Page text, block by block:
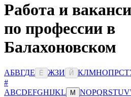
Работа и
по профессии в
Балахоновском
АБВГДЕ Ё ЖЗИ Й КЛМНОПРСТ
#
ABCDEFGHIJKL M NOPQRSTUV